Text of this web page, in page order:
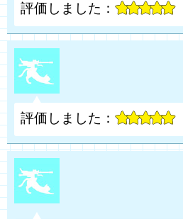
評価しました：
評価しました：